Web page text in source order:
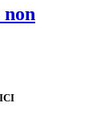
non